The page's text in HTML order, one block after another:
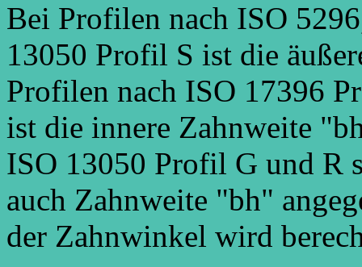
Bei Profilen nach ISO
13050 Profil S ist die
Profilen nach ISO 17396
ist die innere Zahnweite
ISO 13050 Profil G und R
auch Zahnweite "bh"
der Zahnwinkel wird